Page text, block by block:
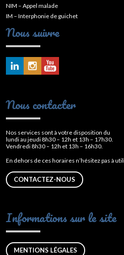
NIM – Appel malade
IM – Interphonie de guichet
Nous suivre
Nous contacter
Nos services sont à votre disposition du
lundi au jeudi 8h30 – 12h et 13h – 17h30.
Vendredi 8h30 – 12h et 13h – 16h30.
En dehors de ces horaires n’hésitez pas à
CONTACTEZ-NOUS
Informations sur le site
MENTIONS LÉGALES